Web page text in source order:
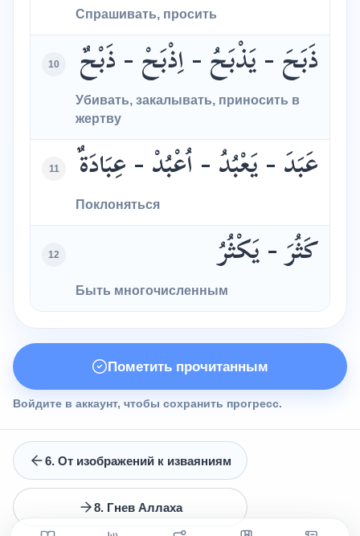
Спрашивать, просить
10 ذَبَحَ - يَذْبَحُ - اِذْبَحْ - ذَبْحٌ
Убивать, закалывать, приносить в
жертву
11 عَبَدَ - يَعْبُدُ - اُعْبُدْ - عِبَادَةٌ
Поклоняться
12 كَثُرَ - يَكْثُرُ
Быть многочисленным
Пометить прочитанным
Войдите в аккаунт, чтобы сохранить прогресс.
6. От изображений к изваяниям
8. Гнев Аллаха